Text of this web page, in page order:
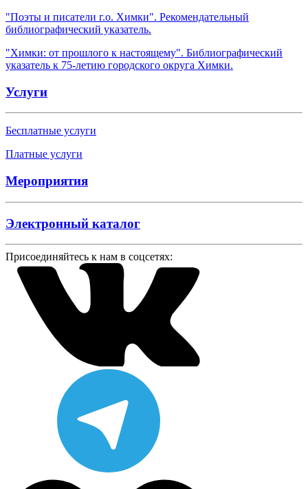
"Поэты и писатели г.о. Химки". Рекомендательный
библиографический указатель.
"Химки: от прошлого к настоящему". Библиографический
указатель к 75-летию городского округа Химки.
Услуги
Бесплатные услуги
Платные услуги
Мероприятия
Электронный каталог
Присоединяйтесь к нам в соцсетях: